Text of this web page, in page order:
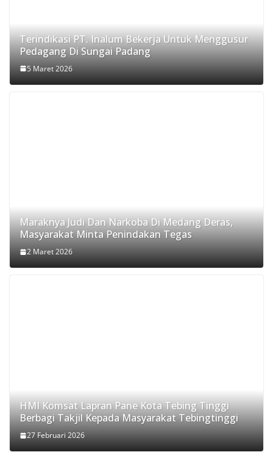
Terindikasi PT. Inalum Bekerja Untuk Menggusur
Pedagang Di Sungai Padang
5 Maret 2026
Maraknya Judi Dan Narkoba Di Medang Deras,
Masyarakat Minta Penindakan Tegas
2 Maret 2026
HMI Komsat Lapran Pane Kota Tebing Tinggi
Berbagi Takjil Kepada Masyarakat Tebingtinggi
27 Februari 2026